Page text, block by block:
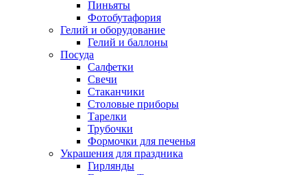
Пиньяты
Фотобутафория
Гелий и оборудование
Гелий и баллоны
Посуда
Салфетки
Свечи
Стаканчики
Столовые приборы
Тарелки
Трубочки
Формочки для печенья
Украшения для праздника
Гирлянды